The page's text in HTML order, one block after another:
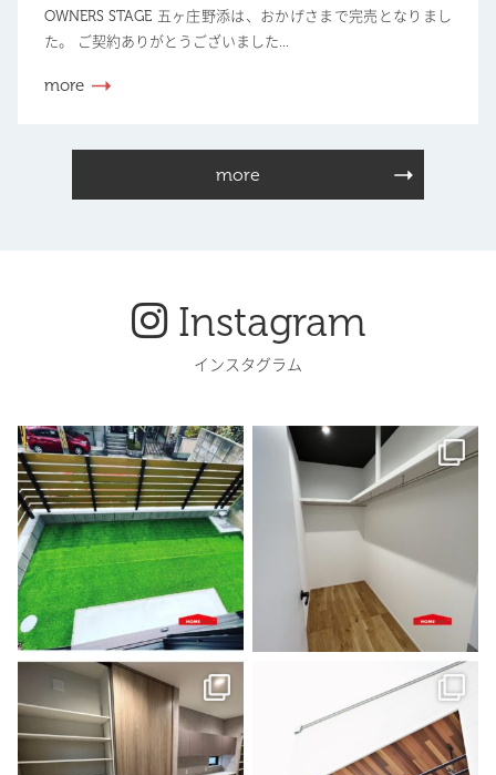
OWNERS STAGE 五ヶ庄野添は、おかげさまで完売となりまし
た。 ご契約ありがとうございました...
more
more
Instagram
インスタグラム